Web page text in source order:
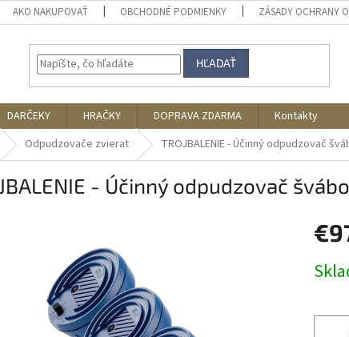
AKO NAKUPOVAŤ OBCHODNÉ PODMIENKY ZÁSADY OCHRANY
HĽADAŤ
DARČEKY HRAČKY DOPRAVA ZDARMA
Kontakty
Odpudzovače zvierat
TROJBALENIE - Účinný odpudzovač
- Účinný odpudzovač
cena: